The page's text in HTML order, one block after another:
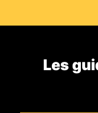
Les